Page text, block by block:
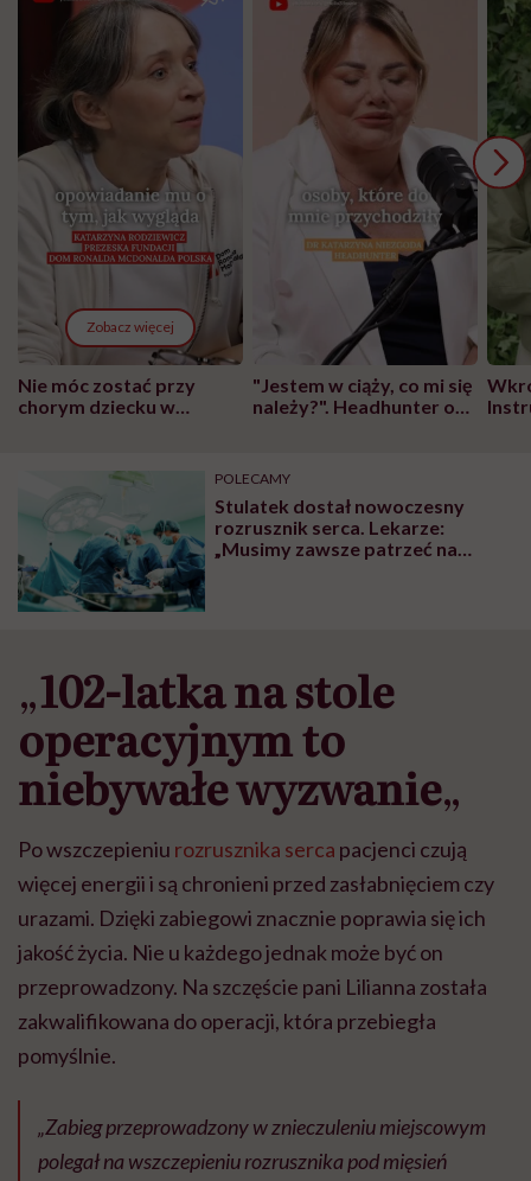
Zobacz więcej
Nie móc zostać przy
chorym dziecku w
może chyba tylko
głupota i brak
wyobraźni"
"Jestem w ciąży, co mi się
należy?". Headhunter o
pracy
POLECAMY
Stulatek dostał nowoczesny
rozrusznik serca. Lekarze:
„Musimy zawsze patrzeć na
„102-latka na stole
operacyjnym to
niebywałe wyzwanie„
Po wszczepieniu rozrusznika serca pacjenci czują
więcej energii i są chronieni przed zasłabnięciem czy
urazami. Dzięki zabiegowi znacznie poprawia się ich
jakość życia. Nie u każdego jednak może być on
przeprowadzony. Na szczęście pani Lilianna została
zakwalifikowana do operacji, która przebiegła
pomyślnie.
„Zabieg przeprowadzony w znieczuleniu miejscowym
polegał na wszczepieniu rozrusznika pod mięsień